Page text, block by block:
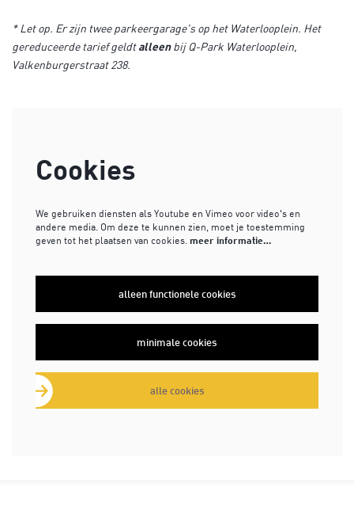
* Let op. Er zijn twee parkeergarage's op het Waterlooplein. Het
gereduceerde tarief geldtalleenbij Q-Park Waterlooplein,
Valkenburgerstraat 238.
Cookies
We gebruiken diensten als Youtube en Vimeo voor video's en
andere media. Om deze te kunnen zien, moet je toestemming
geven tot het plaatsen van cookies. meer informatie…
alleen functionele cookies
minimale cookies
alle cookies